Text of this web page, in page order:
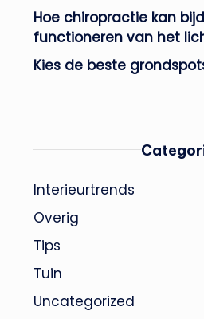
Hoe chiropractie kan
functioneren van het
Kies de beste
Interieurtrends
Overig
Tips
Tuin
Uncategorized